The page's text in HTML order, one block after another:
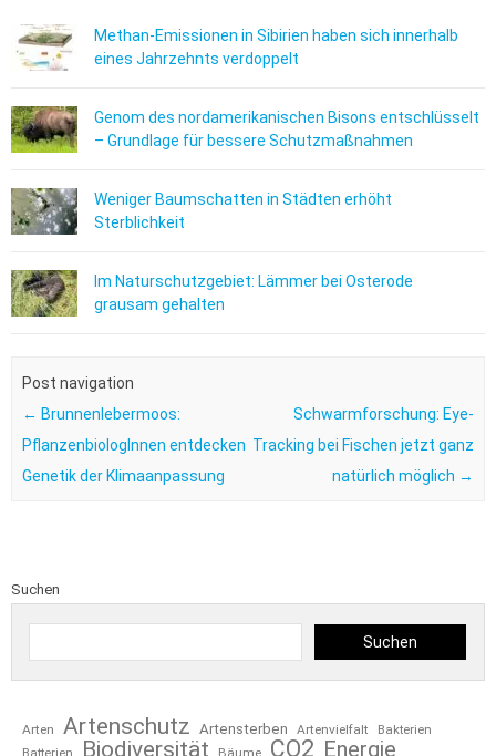
Methan-Emissionen in Sibirien haben sich innerhalb
eines Jahrzehnts verdoppelt
Genom des nordamerikanischen Bisons entschlüsselt
– Grundlage für bessere Schutzmaßnahmen
Weniger Baumschatten in Städten erhöht
Sterblichkeit
Im Naturschutzgebiet: Lämmer bei Osterode
grausam gehalten
Post navigation
← Brunnenlebermoos:
PflanzenbiologInnen entdecken
Genetik der Klimaanpassung
Schwarmforschung: Eye-
Tracking bei Fischen jetzt ganz
natürlich möglich →
Suchen
Suchen
Arten Artenschutz Artensterben Artenvielfalt
Bakterien
Biodiversität CO2 Energie